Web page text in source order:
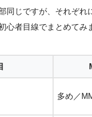
同じですが、それぞ
心者目線でまとめてみ
多め／